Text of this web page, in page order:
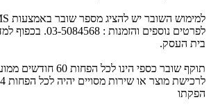
לפרטים נוספים
בית העסק.
תוקף שובר כספי הינו
הפקתו